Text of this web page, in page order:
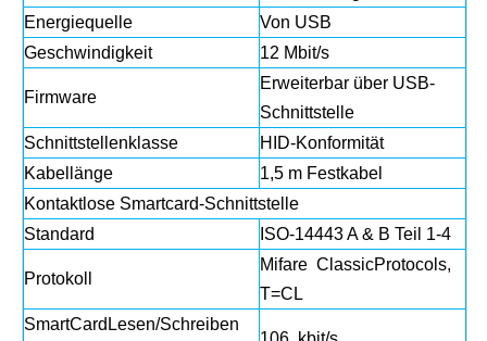
Energiequelle
Von USB
Geschwindigkeit
12 Mbit/s
Firmware
Erweiterbar über USB-
Schnittstelle
Schnittstellenklasse
HID-Konformität
Kabellänge
1,5 m Festkabel
Kontaktlose Smartcard-Schnittstelle
Standard
ISO-14443 A & B Teil 1-4
Protokoll
Mifare ClassicProtocols,
T=CL
SmartCardLesen/Schreiben